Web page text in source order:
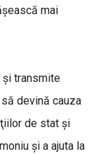
mai
transmite
devină cauza
de stat şi
și a ajuta la